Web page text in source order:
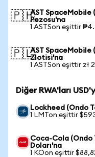
🇵🇭AST SpaceMobile
Pezosu'na
1 ASTSon eşittir
🇵🇱AST SpaceMobile
Zlotisi'na
1 ASTSon eşittir zł
Diğer RWA'ları
Lockheed (Ondo
1 LMTon eşittir
Coca-Cola (Ondo
Doları'na
1 KOon eşittir